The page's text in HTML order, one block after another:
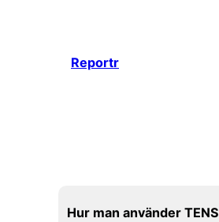
Reportr
Hur man använder